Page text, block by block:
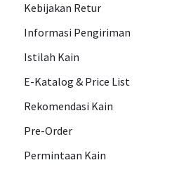
Kebijakan Retur
Informasi Pengiriman
Istilah Kain
E-Katalog & Price List
Rekomendasi Kain
Pre-Order
Permintaan Kain